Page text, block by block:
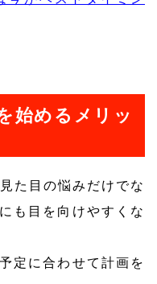
始めるメリッ
た目の悩みだけでな
も目を向けやすくな
定に合わせて計画を